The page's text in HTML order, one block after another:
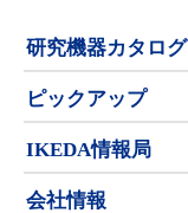
研究機器カタログ
ピックアップ
IKEDA情報局
会社情報